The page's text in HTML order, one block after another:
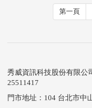
第一頁
秀威資訊科技股份有限
25511417
門市地址：104 台北市中